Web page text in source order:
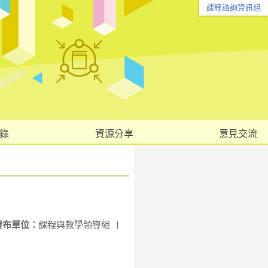
課程諮詢資訊組
資源分享 意見交流
布單位： 課程與教學領導組 |